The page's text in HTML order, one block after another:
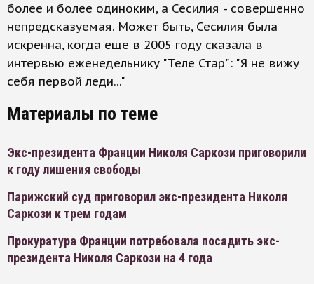
более и более одиноким, а Сесилия - совершенно
непредсказуемая. Может быть, Сесилия была
искренна, когда еще в 2005 году сказала в
интервью еженедельнику "Теле Стар": "Я не вижу
себя первой леди..."
Материалы по теме
Экс-президента Франции Николя Саркози приговорили
к году лишения свободы
Парижский суд приговорил экс-президента Николя
Саркози к трем годам
Прокуратура Франции потребовала посадить экс-
президента Николя Саркози на 4 года